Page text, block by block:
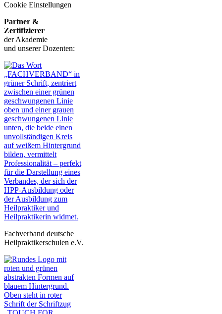
Cookie Einstellungen
Partner &
Zertifizierer
der Akademie
und unserer Dozenten:
Fachverband deutsche
Heilpraktikerschulen e.V.